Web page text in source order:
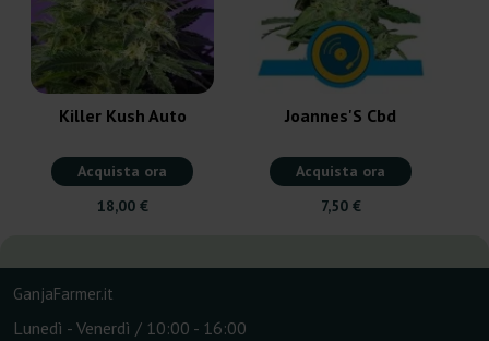
Killer Kush Auto
Acquista ora
18,00 €
Joannes'S Cbd
Acquista ora
7,50 €
GanjaFarmer.it
Lunedì - Venerdì / 10:00 - 16:00